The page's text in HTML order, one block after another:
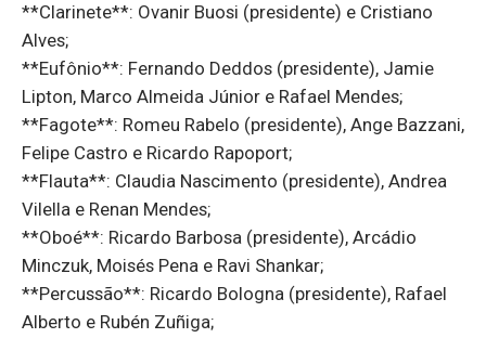
**Clarinete**: Ovanir Buosi (presidente) e Cristiano
Alves;
**Eufônio**: Fernando Deddos (presidente), Jamie
Lipton, Marco Almeida Júnior e Rafael Mendes;
**Fagote**: Romeu Rabelo (presidente), Ange Bazzani,
Felipe Castro e Ricardo Rapoport;
**Flauta**: Claudia Nascimento (presidente), Andrea
Vilella e Renan Mendes;
**Oboé**: Ricardo Barbosa (presidente), Arcádio
Minczuk, Moisés Pena e Ravi Shankar;
**Percussão**: Ricardo Bologna (presidente), Rafael
Alberto e Rubén Zuñiga;